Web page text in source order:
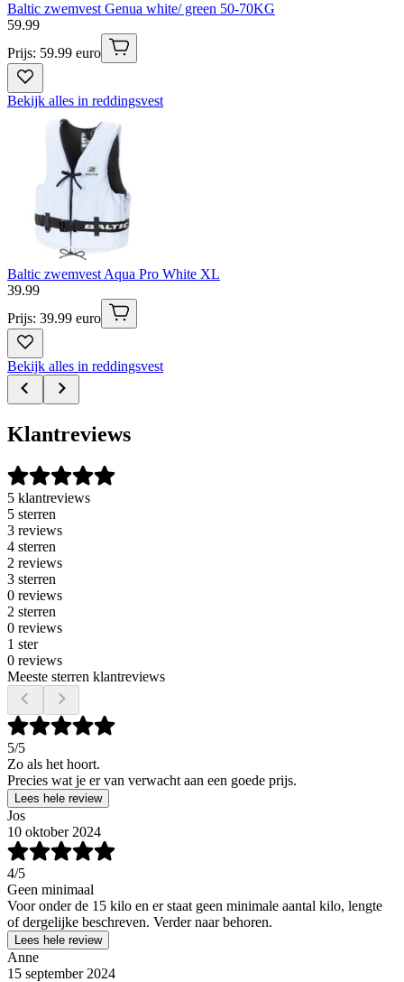
Baltic zwemvest Genua white/ green 50-70KG
59.99
Prijs: 59.99 euro
Bekijk alles in reddingsvest
Baltic zwemvest Aqua Pro White XL
39.99
Prijs: 39.99 euro
Bekijk alles in reddingsvest
Klantreviews
5 klantreviews
5 sterren
3 reviews
4 sterren
2 reviews
3 sterren
0 reviews
2 sterren
0 reviews
1 ster
0 reviews
Meeste sterren klantreviews
5/5
Zo als het hoort.
Precies wat je er van verwacht aan een goede prijs.
Lees hele review
Jos
10 oktober 2024
4/5
Geen minimaal
Voor onder de 15 kilo en er staat geen minimale aantal kilo, lengte
of dergelijke beschreven. Verder naar behoren.
Lees hele review
Anne
15 september 2024